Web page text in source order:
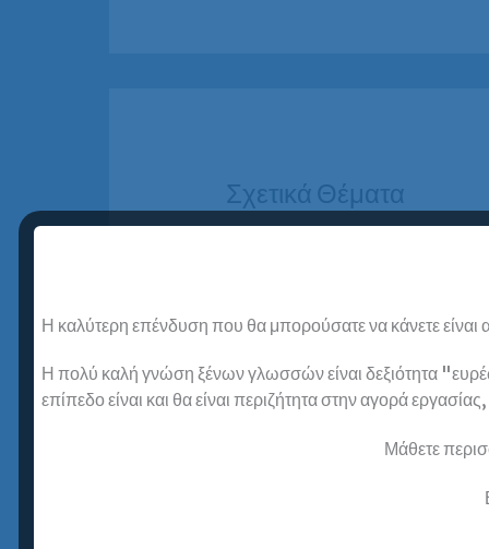
Σχετικά Θέματα
όχι μόνο το Proficiency, αλλά και
πολλούς φίλους. Τέλειο
εμπειρία και αποκλειστικά για
Η καλύτερη επένδυση που θα μπορούσατε να κάνετε είναι
Η πολύ καλή γνώση ξένων γλωσσών είναι δεξιότητα
επίπεδο είναι και θα είναι περιζήτητα στην αγορά
Μάθετε